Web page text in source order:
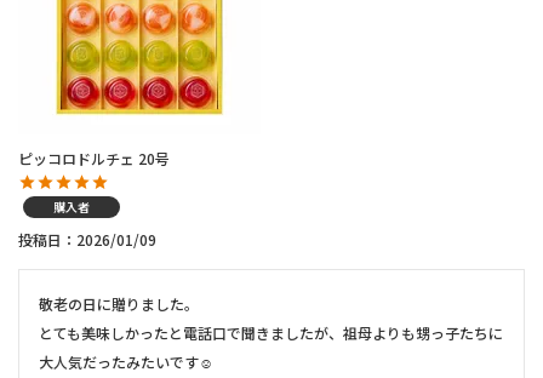
ピッコロドルチェ 20号
購入者
投稿日 2026/01/09
敬老の日に贈りました。
とても美味しかったと電話口で聞きましたが、祖母よりも甥っ子たちに
大人気だったみたいです☺️